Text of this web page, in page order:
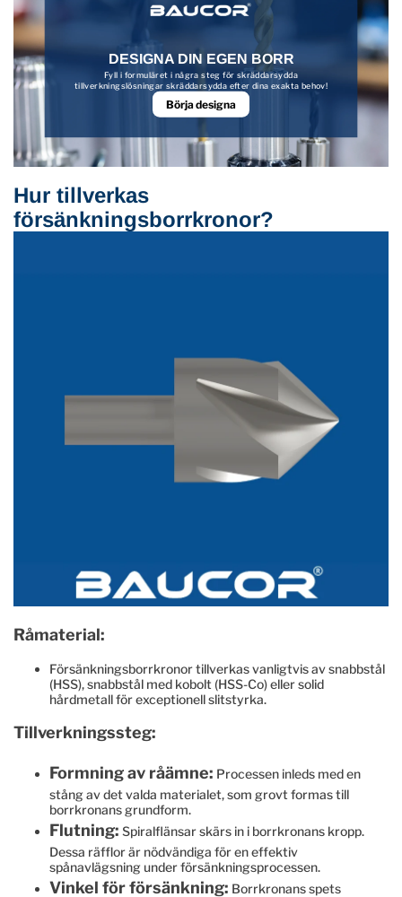
DESIGNA DIN EGEN BORR
Fyll i formuläret i några steg för skräddarsydda
tillverkningslösningar skräddarsydda efter dina exakta behov!
Börja designa
Hur tillverkas
försänkningsborrkronor?
Råmaterial:
Försänkningsborrkronor tillverkas vanligtvis av snabbstål
(HSS), snabbstål med kobolt (HSS-Co) eller solid
hårdmetall för exceptionell slitstyrka.
Tillverkningssteg:
Formning av råämne: Processen inleds med en
stång av det valda materialet, som grovt formas till
borrkronans grundform.
Flutning: Spiralflänsar skärs in i borrkronans kropp.
Dessa räfflor är nödvändiga för en effektiv
spånavlägsning under försänkningsprocessen.
Vinkel för försänkning: Borrkronans spets